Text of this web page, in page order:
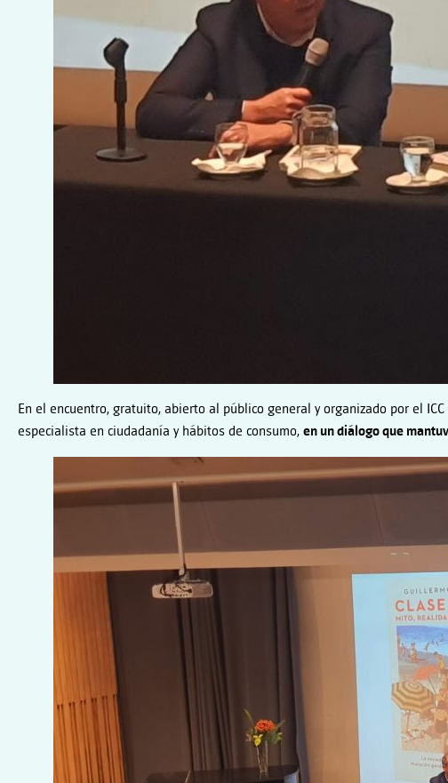
En el encuentro, gratuito, abierto al público general y organizado por el
especialista en ciudadanía y hábitos de consumo, en un diálogo que